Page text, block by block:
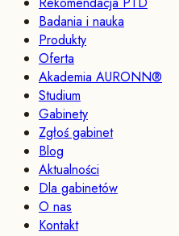
Badania i nauka
Produkty
Oferta
Akademia AURONN®
Studium
Gabinety
Zgłoś gabinet
Blog
Aktualności
Dla gabinetów
O nas
Kontakt